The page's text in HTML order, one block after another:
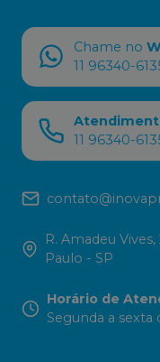
Chame no
11 96340-
11 96340-
R. Amadeu
Paulo - SP
Horário de
Segunda a sexta